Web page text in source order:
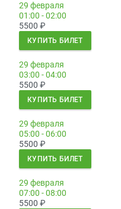
29 февраля
01:00 - 02:00
5500 ₽
КУПИТЬ БИЛЕТ
29 февраля
03:00 - 04:00
5500 ₽
КУПИТЬ БИЛЕТ
29 февраля
05:00 - 06:00
5500 ₽
КУПИТЬ БИЛЕТ
29 февраля
07:00 - 08:00
5500 ₽